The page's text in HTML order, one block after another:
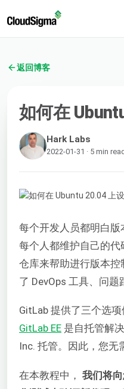
返回博客
如何在
Hark Labs
2022-01-31 · 5 min read
每个开发人员都明白
每个人都维护自己的
仓库来帮助进行版本控
了 DevOps 工具、问题
GitLab 提供了三个选
GitLab EE 是自托管解
Inc. 托管。因此，您
在本教程中， 我们将